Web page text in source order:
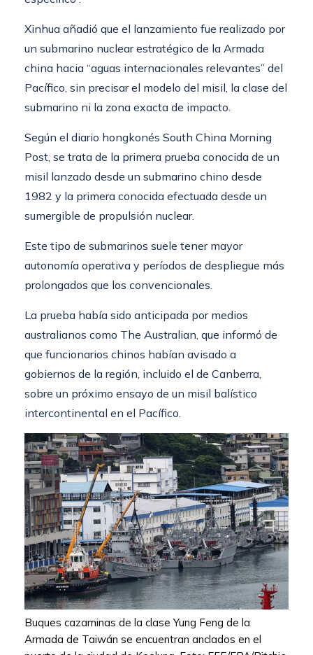
Xinhua añadió que el lanzamiento fue realizado por
un submarino nuclear estratégico de la Armada
china hacia “aguas internacionales relevantes” del
Pacífico, sin precisar el modelo del misil, la clase del
submarino ni la zona exacta de impacto.
Según el diario hongkonés South China Morning
Post, se trata de la primera prueba conocida de un
misil lanzado desde un submarino chino desde
1982 y la primera conocida efectuada desde un
sumergible de propulsión nuclear.
Este tipo de submarinos suele tener mayor
autonomía operativa y períodos de despliegue más
prolongados que los convencionales.
La prueba había sido anticipada por medios
australianos como The Australian, que informó de
que funcionarios chinos habían avisado a
gobiernos de la región, incluido el de Canberra,
sobre un próximo ensayo de un misil balístico
intercontinental en el Pacífico.
Buques cazaminas de la clase Yung Feng de la
Armada de Taiwán se encuentran anclados en el